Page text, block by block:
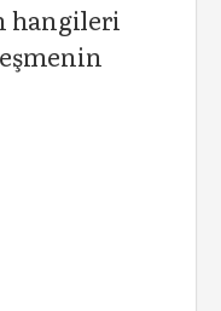
hangileri